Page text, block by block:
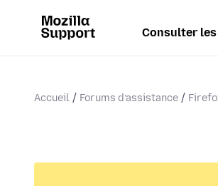
Consulter
Accueil Forums d’assistance